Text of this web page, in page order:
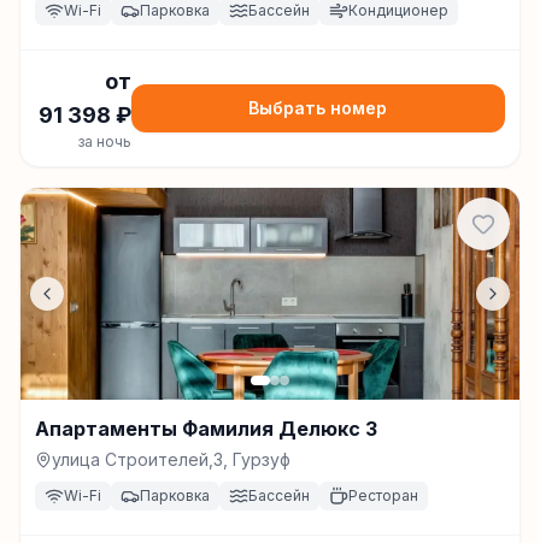
Wi-Fi Парковка Бассейн Кондиционер
от
91 398 ₽
за ночь
Выбрать номер
Апартаменты Фамилия Делюкс 3
улица Строителей,3, Гурзуф
Wi-Fi Парковка Бассейн Ресторан